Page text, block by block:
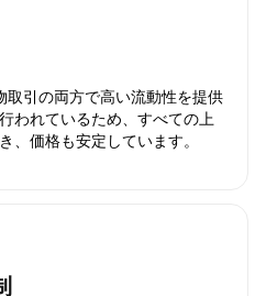
取引の両方で高い流動性を提供
われているため、すべての上
、価格も安定しています。